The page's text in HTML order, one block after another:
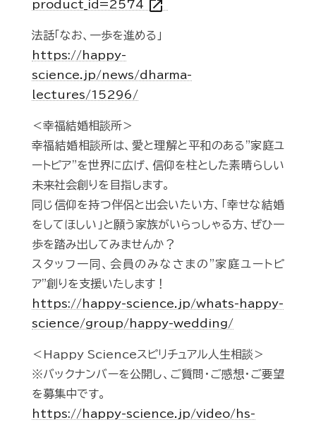
product_id=2574 open_in_new
法話「なお、一歩を進める」
https://happy-
science.jp/news/dharma-
lectures/15296/
＜幸福結婚相談所＞
幸福結婚相談所は、愛と理解と平和のある"家庭ユ
ートピア"を世界に広げ、信仰を柱とした素晴らしい
未来社会創りを目指します。
同じ信仰を持つ伴侶と出会いたい方、「幸せな結婚
をしてほしい」と願う家族がいらっしゃる方、ぜひ一
歩を踏み出してみませんか？
スタッフ一同、会員のみなさまの"家庭ユートピ
ア"創りを支援いたします！
https://happy-science.jp/whats-happy-
science/group/happy-wedding/
＜Happy Scienceスピリチュアル人生相談＞
※バックナンバーを公開し、ご質問・ご感想・ご要望
を募集中です。
https://happy-science.jp/video/hs-